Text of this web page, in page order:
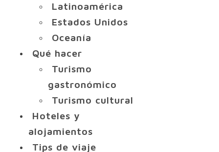
Latinoamérica
Estados Unidos
Oceanía
Qué hacer
Turismo
gastronómico
Turismo cultural
Hoteles y
alojamientos
Tips de viaje